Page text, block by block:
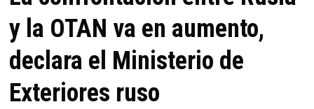
y la OTAN va en aumento,
declara el Ministerio de
Exteriores ruso